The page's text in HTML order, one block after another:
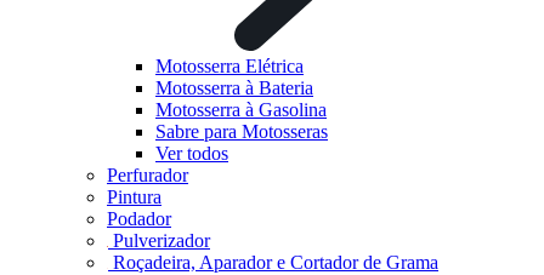
Motosserra Elétrica
Motosserra à Bateria
Motosserra à Gasolina
Sabre para Motosseras
Ver todos
Perfurador
Pintura
Podador
Pulverizador
Roçadeira, Aparador e Cortador de Grama